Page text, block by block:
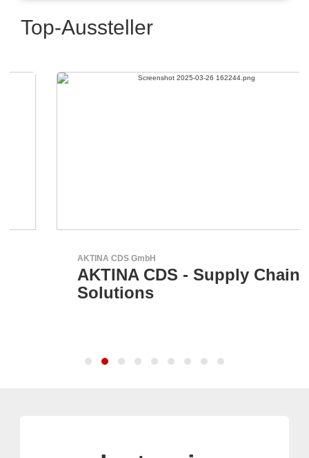
Top-Aussteller
AKTINA CDS GmbH
AKTINA CDS - Supply Chain
Solutions